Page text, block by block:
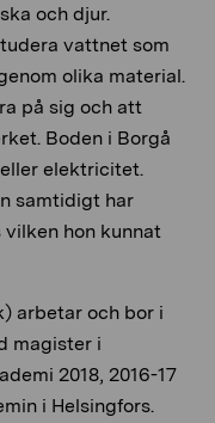
och djur.
vattnet som
olika material.
på sig och att
Boden i Borgå
elektricitet.
samtidigt har
hon kunnat
arbetar och bor i
magister i
2018, 2016-17
i Helsingfors.